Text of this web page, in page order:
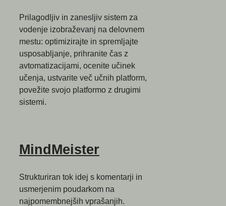
Prilagodljiv in zanesljiv sistem za
vodenje izobraževanj na delovnem
mestu: optimizirajte in spremljajte
usposabljanje, prihranite čas z
avtomatizacijami, ocenite učinek
učenja, ustvarite več učnih platform,
povežite svojo platformo z drugimi
sistemi.
MindMeister
Strukturiran tok idej s komentarji in
usmerjenim poudarkom na
najpomembnejših vprašanjih.